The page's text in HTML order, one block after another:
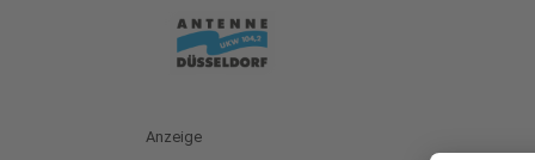
Anzeige